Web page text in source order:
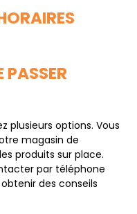
plusieurs options. Vous
magasin de
produits sur place.
par téléphone
des conseils